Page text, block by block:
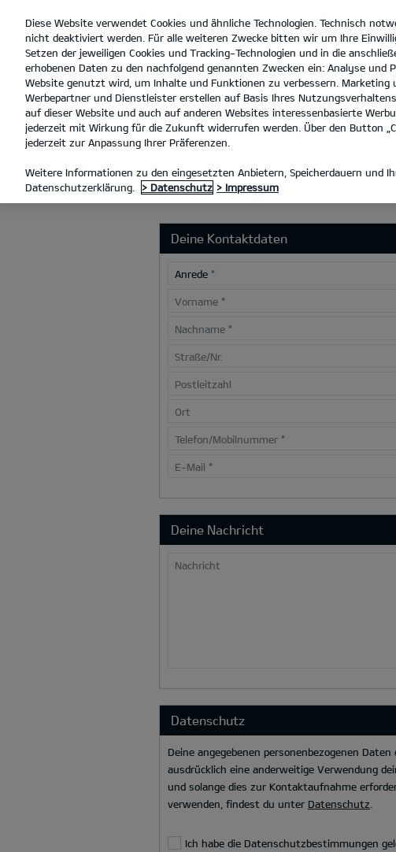
open
menu
S.
RÜCKRUFSERVICE
RÜCKRUFSERVICE
Deine Kontaktdaten
Anrede *
Vorname *
Nachname *
Straße/Nr.
Postleitzahl
Ort
Telefon/Mobilnummer *
E-Mail *
Deine Nachricht
Nachricht
Datenschutz
Deine angegebenen personenbezogenen
ausdrücklich eine anderweitige Verwendung
und solange dies zur Kontaktaufnahme
verwenden, findest du unter Datenschutz
Ich habe die Datenschutzbestimmungen
Diese Website verwendet Cookies und ähnliche Technologien. Technisch
nicht deaktiviert werden. Für alle weiteren Zwecke bitten wir um Ihre
Setzen der jeweiligen Cookies und Tracking-Technologien und in die
erhobenen Daten zu den nachfolgend genannten Zwecken ein: Analyse und
Website genutzt wird, um Inhalte und Funktionen zu verbessern. Marketing
Werbepartner und Dienstleister erstellen auf Basis Ihres
auf dieser Website und auch auf anderen Websites interessenbasierte
jederzeit mit Wirkung für die Zukunft widerrufen werden. Über den Button
jederzeit zur Anpassung Ihrer Präferenzen.
Weitere Informationen zu den eingesetzten Anbietern, Speicherdauern und
Datenschutzerklärung.
> Datenschutz > Impressum